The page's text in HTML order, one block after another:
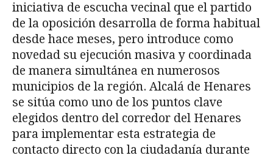
iniciativa de escucha vecinal que el partido
de la oposición desarrolla de forma habitual
desde hace meses, pero introduce como
novedad su ejecución masiva y coordinada
de manera simultánea en numerosos
municipios de la región. Alcalá de Henares
se sitúa como uno de los puntos clave
elegidos dentro del corredor del Henares
para implementar esta estrategia de
contacto directo con la ciudadanía durante